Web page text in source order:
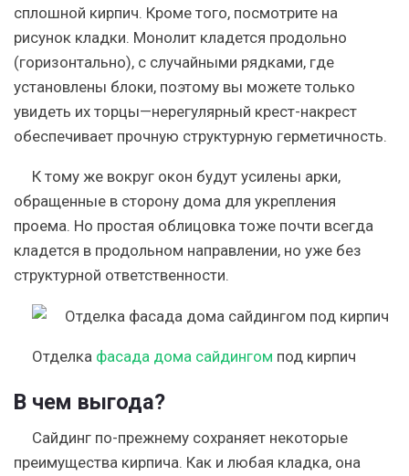
сплошной кирпич. Кроме того, посмотрите на
рисунок кладки. Монолит кладется продольно
(горизонтально), с случайными рядками, где
установлены блоки, поэтому вы можете только
увидеть их торцы—нерегулярный крест-накрест
обеспечивает прочную структурную герметичность.
К тому же вокруг окон будут усилены арки,
обращенные в сторону дома для укрепления
проема. Но простая облицовка тоже почти всегда
кладется в продольном направлении, но уже без
структурной ответственности.
Отделка фасада дома сайдингом под кирпич
В чем выгода?
Сайдинг по-прежнему сохраняет некоторые
преимущества кирпича. Как и любая кладка, она